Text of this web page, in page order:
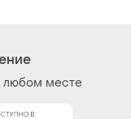
любом месте